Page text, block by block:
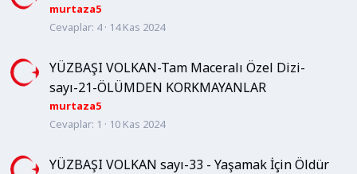
murtaza5
Cevaplar 4 14 Kas 2024
YÜZBAŞI VOLKAN-Tam Maceralı Özel Dizi-
sayı-21-ÖLÜMDEN KORKMAYANLAR
murtaza5
Cevaplar 1 10 Kas 2024
YÜZBAŞI VOLKAN sayı-33 - Yaşamak İçin Öldür